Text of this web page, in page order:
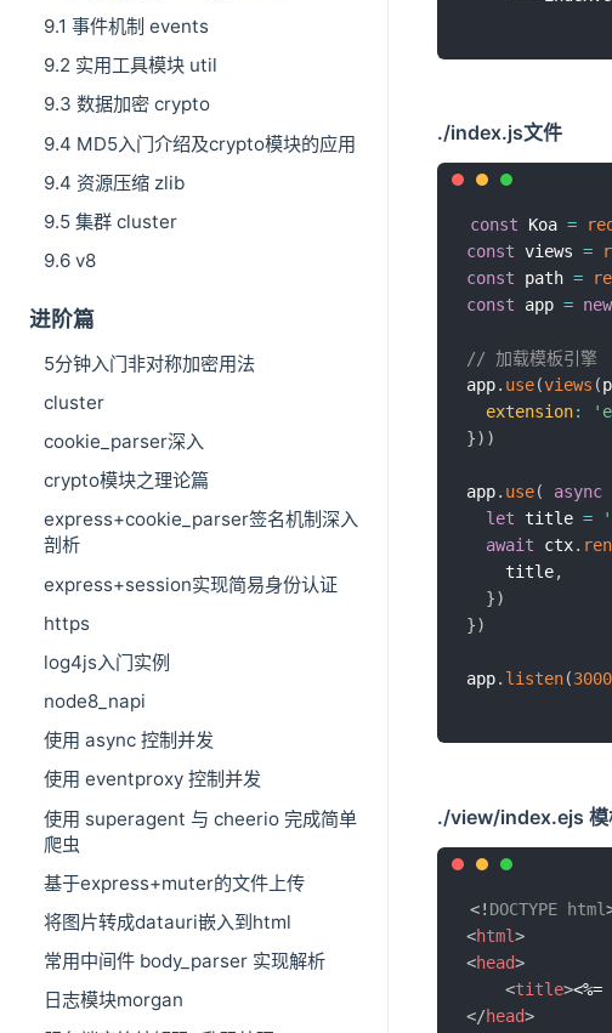
9.1 事件机制 events
9.2 实用工具模块 util
9.3 数据加密 crypto
9.4 MD5入门介绍及crypto模块的应用
9.4 资源压缩 zlib
9.5 集群 cluster
9.6 v8
进阶篇
5分钟入门非对称加密用法
cluster
cookie_parser深入
crypto模块之理论篇
express+cookie_parser签名机制深入
剖析
express+session实现简易身份认证
https
log4js入门实例
node8_napi
使用 async 控制并发
使用 eventproxy 控制并发
使用 superagent 与 cheerio 完成简单
爬虫
基于express+muter的文件上传
将图片转成datauri嵌入到html
常用中间件 body_parser 实现解析
日志模块morgan
./index.js文件
const Koa =
const views =
const path =
const app = new
// 加载模板引擎
app. use(views (
extension:
}) )
app. use( async
let title =
await ctx.
    title
,
})
})
app. listen(3000
./view/index.ejs 模
<! DOCTYPE html
<html>
<head>
<title>
</head>